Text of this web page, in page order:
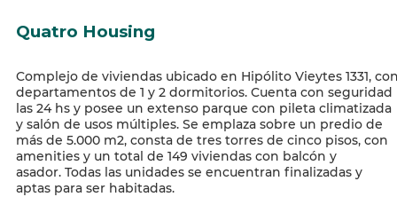
Quatro Housing
Complejo de viviendas ubicado en Hipólito Vieytes 1331,
departamentos de 1 y 2 dormitorios. Cuenta con seguridad
las 24 hs y posee un extenso parque con pileta climatizada
y salón de usos múltiples. Se emplaza sobre un predio de
más de 5.000 m2, consta de tres torres de cinco pisos, con
amenities y un total de 149 viviendas con balcón y
asador. Todas las unidades se encuentran finalizadas y
aptas para ser habitadas.